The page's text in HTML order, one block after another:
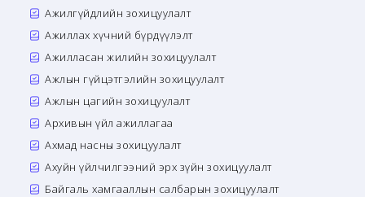
Ажилгүйдлийн зохицуулалт
Ажиллах хүчний бүрдүүлэлт
Ажилласан жилийн зохицуулалт
Ажлын гүйцэтгэлийн зохицуулалт
Ажлын цагийн зохицуулалт
Архивын үйл ажиллагаа
Ахмад насны зохицуулалт
Ахуйн үйлчилгээний эрх зүйн зохицуулалт
Байгаль хамгааллын салбарын зохицуулалт